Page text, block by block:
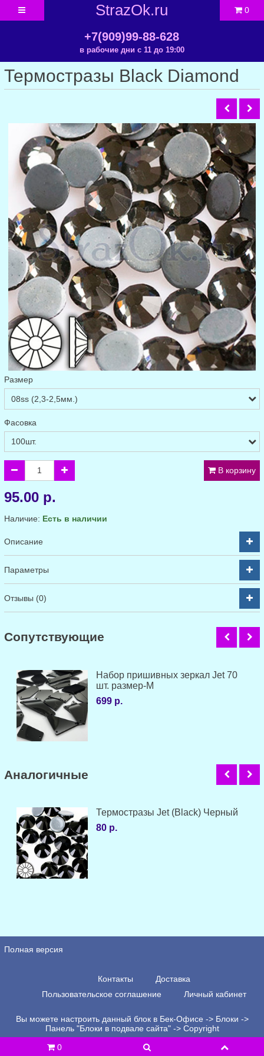
StrazOk.ru
+7(909)99-88-628
в рабочие дни с 11 до 19:00
0
Термостразы Black Diamond
Размер
Фасовка
В корзину
95.00 р.
Наличие: Есть в наличии
Описание
Параметры
Отзывы (0)
Cопутствующие
Набор пришивных зеркал Jet 70
шт. размер-M
699 р.
Аналогичные
Термостразы Jet (Black) Черный
80 р.
Полная версия
Контакты
Доставка
Пользовательское соглашение
Личный кабинет
Вы можете настроить данный блок в Бек-Офисе -> Блоки ->
Панель "Блоки в подвале сайта" -> Copyright
0